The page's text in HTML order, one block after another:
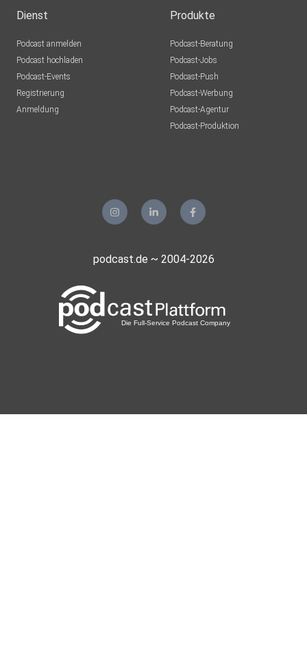
Dienst
Podcast anmelden
Podcast hochladen
Podcast-Events
Registrierung
Anmeldung
Produkte
Podcast-Beratung
Podcast-Jobs
Podcast-Push
Podcast-Werbung
Podcast-Agentur
Podcast-Produktion
podcast.de ~ 2004-2026